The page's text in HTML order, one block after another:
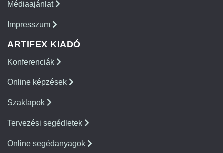
Médiaajánlat
Impresszum
ARTIFEX KIADÓ
Konferenciák
Online képzések
Szaklapok
Tervezési segédletek
Online segédanyagok